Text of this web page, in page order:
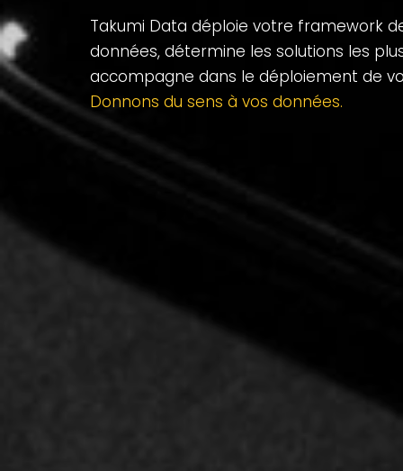
Takumi Data déploie votre framework
données, détermine les solutions les
accompagne dans le déploiement de
Donnons du sens à vos données.